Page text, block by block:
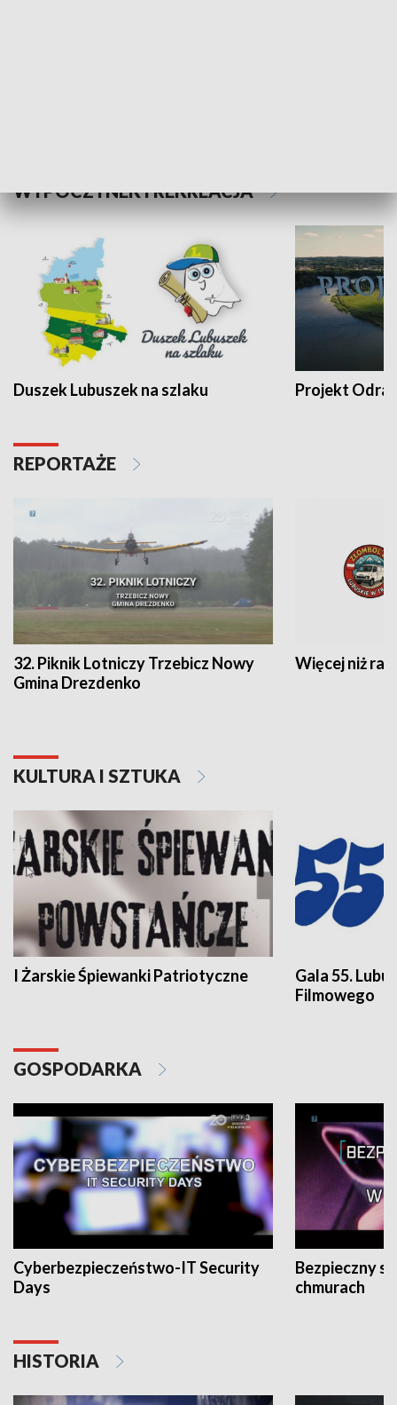
WYPOCZYNEK I REKREACJA
Duszek Lubuszek na szlaku Projekt Odra
REPORTAŻE
32. Piknik Lotniczy Trzebicz Nowy
Gmina Drezdenko
Więcej niż rajd
KULTURA I SZTUKA
I Żarskie Śpiewanki Patriotyczne
Gala 55.
Filmowego
GOSPODARKA
Cyberbezpieczeństwo-IT Security
Days
Bezpieczny
chmurach
HISTORIA